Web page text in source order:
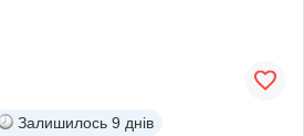
Залишилось 9 днів